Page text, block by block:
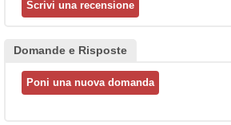
Domande e Risposte